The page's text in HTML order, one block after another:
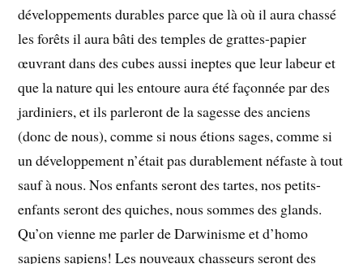
développements durables parce que là où il aura chassé
les forêts il aura bâti des temples de grattes-papier
œuvrant dans des cubes aussi ineptes que leur labeur et
que la nature qui les entoure aura été façonnée par des
jardiniers, et ils parleront de la sagesse des anciens
(donc de nous), comme si nous étions sages, comme si
un développement n’était pas durablement néfaste à tout
sauf à nous. Nos enfants seront des tartes, nos petits-
enfants seront des quiches, nous sommes des glands.
Qu’on vienne me parler de Darwinisme et d’homo
sapiens sapiens! Les nouveaux chasseurs seront des